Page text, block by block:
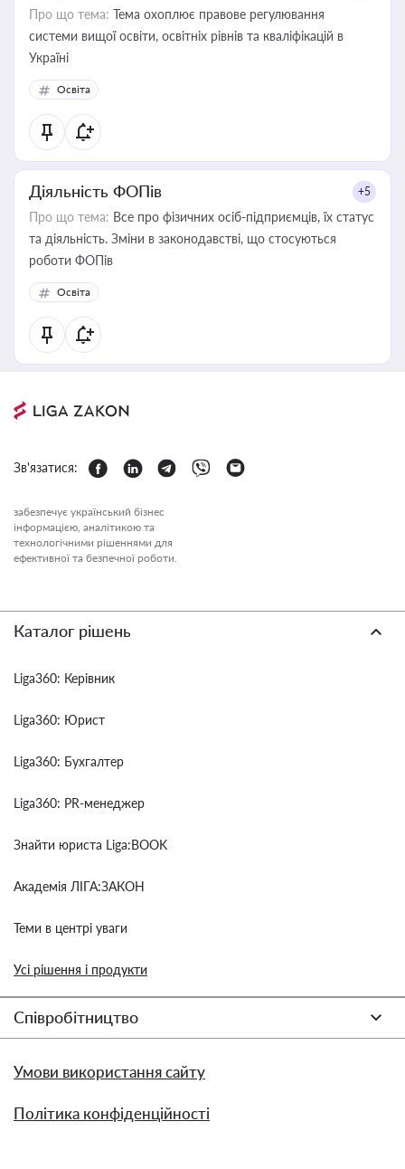
Про що тема: Тема охоплює правове регулювання
системи вищої освіти, освітніх рівнів та кваліфікацій в
Україні
Освіта
Діяльність ФОПів +5
Про що тема: Все про фізичних осіб-підприємців, їх статус
та діяльність. Зміни в законодавстві, що стосуються
роботи ФОПів
Освіта
Зв'язатися:
забезпечує український бізнес
інформацією, аналітикою та
технологічними рішеннями для
ефективної та безпечної роботи.
Каталог рішень
Liga360: Керівник
Liga360: Юрист
Liga360: Бухгалтер
Liga360: PR-менеджер
Знайти юриста Liga:BOOK
Академія ЛІГА:ЗАКОН
Теми в центрі уваги
Усі рішення і продукти
Співробітництво
Умови використання сайту
Політика конфіденційності